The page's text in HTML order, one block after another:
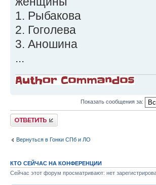
1. Рыбакова
2. Гоголева
3. Аношина
...
Показать сообщения за:
Ответить
Вернуться в Гонки СПб и ЛО
КТО СЕЙЧАС НА КОНФЕРЕНЦИИ
Сейчас этот форум просматривают: нет